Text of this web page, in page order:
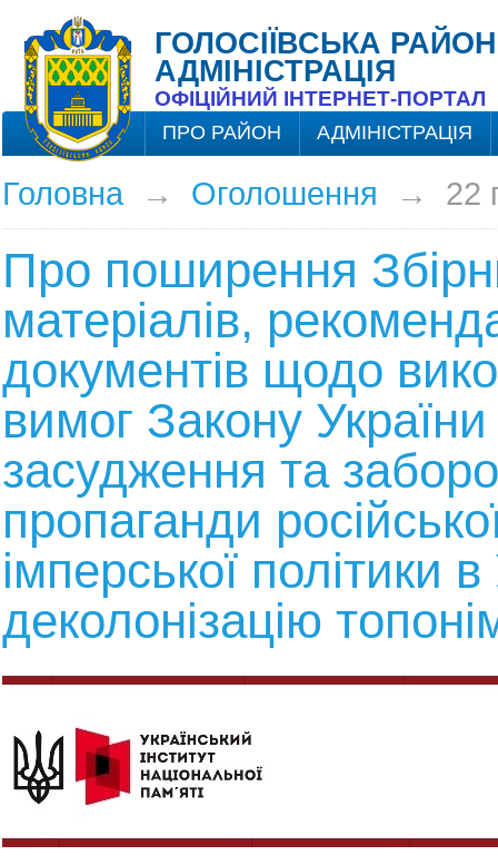
ГОЛОСІЇВСЬКА
АДМІНІСТРАЦІЯ
ОФІЦІЙНИЙ ІНТЕРНЕТ-ПОРТАЛ
ПРО РАЙОН АДМІНІСТРАЦІЯ
Головна→ Оголошення → 22
Про поширення
матеріалів,
документів щодо
вимог Закону
засудження та
пропаганди
імперської політики в
деколонізацію